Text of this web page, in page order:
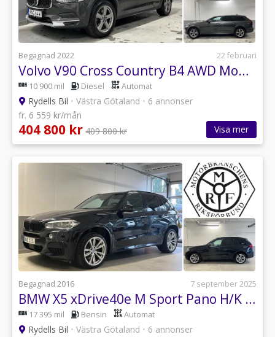
Begagnad 2022 22 februari
Volvo V90 Cross Country B4 AWD Momentum Skinn Teknik 360 Drag
10 900 mil Diesel Automat
Rydells Bil • Västra Götaland • 6 annonser
fr. 6 559 kr/mån
404 800 kr 409 800 kr Visa mer
Begagnad 2016 7 september 2025
BMW X5 xDrive40e M Sport Pano H/K 360
17 395 mil Bensin Automat
Rydells Bil • Västra Götaland • 6 annonser